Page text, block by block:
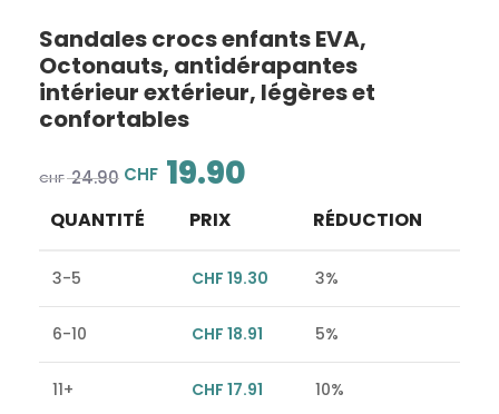
Sandales crocs enfants EVA,
Octonauts, antidérapantes
intérieur extérieur, légères et
confortables
CHF24.90 CHF 19.90
QUANTITÉ PRIX RÉDUCTION
3-5 CHF 19.30 3%
6-10 CHF 18.91 5%
11+ CHF 17.91 10%